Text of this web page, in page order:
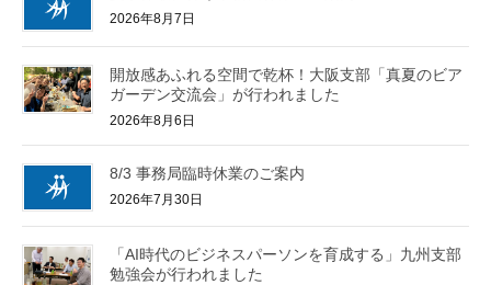
2026年8月7日
開放感あふれる空間で乾杯！大阪支部「真夏のビア
ガーデン交流会」が行われました
2026年8月6日
8/3 事務局臨時休業のご案内
2026年7月30日
「AI時代のビジネスパーソンを育成する」九州支部
勉強会が行われました